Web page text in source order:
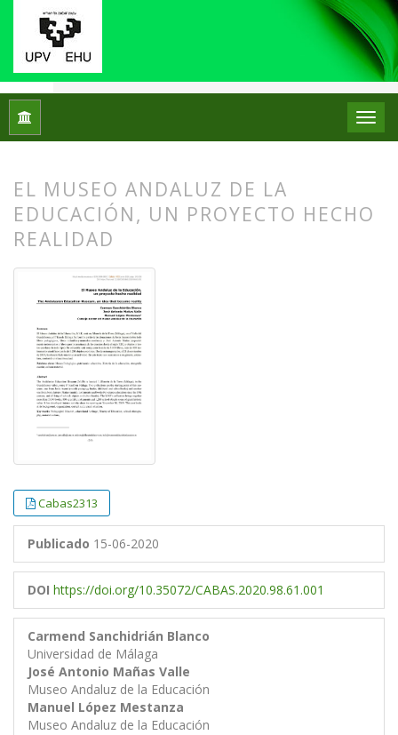
Inicio Centros de Patrimonio
EL MUSEO ANDALUZ DE LA
EDUCACIÓN, UN PROYECTO HECHO
REALIDAD
Cabas2313
Publicado 15-06-2020
DOI https://doi.org/10.35072/CABAS.2020.98.61.001
Carmend Sanchidrián Blanco
Universidad de Málaga
José Antonio Mañas Valle
Museo Andaluz de la Educación
Manuel López Mestanza
Museo Andaluz de la Educación